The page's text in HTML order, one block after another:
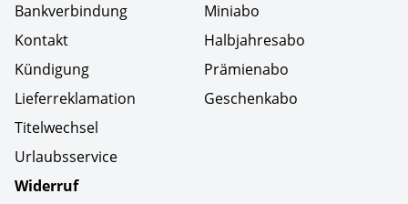
Bankverbindung
Kontakt
Kündigung
Lieferreklamation
Titelwechsel
Urlaubsservice
Widerruf
Miniabo
Halbjahresabo
Prämienabo
Geschenkabo